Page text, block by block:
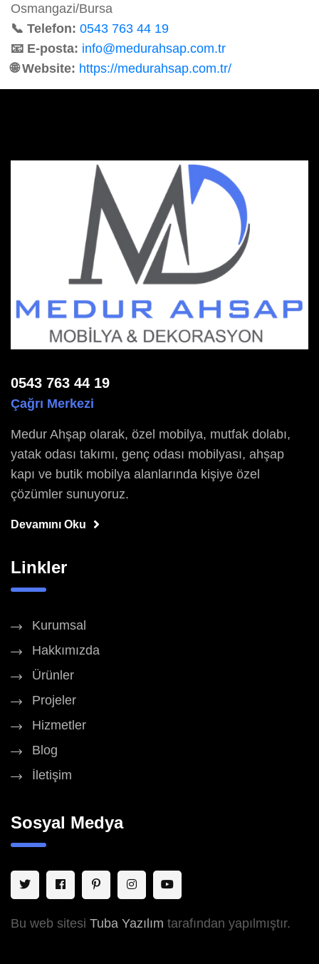
Osmangazi/Bursa
📞 Telefon: 0543 763 44 19
📧 E-posta: info@medurahsap.com.tr
🌐 Website: https://medurahsap.com.tr/
0543 763 44 19
Çağrı Merkezi
Medur Ahşap olarak, özel mobilya, mutfak dolabı,
yatak odası takımı, genç odası mobilyası, ahşap
kapı ve butik mobilya alanlarında kişiye özel
çözümler sunuyoruz.
Devamını Oku
Linkler
Kurumsal
Hakkımızda
Ürünler
Projeler
Hizmetler
Blog
İletişim
Sosyal Medya
Bu web sitesi Tuba Yazılım tarafından yapılmıştır.